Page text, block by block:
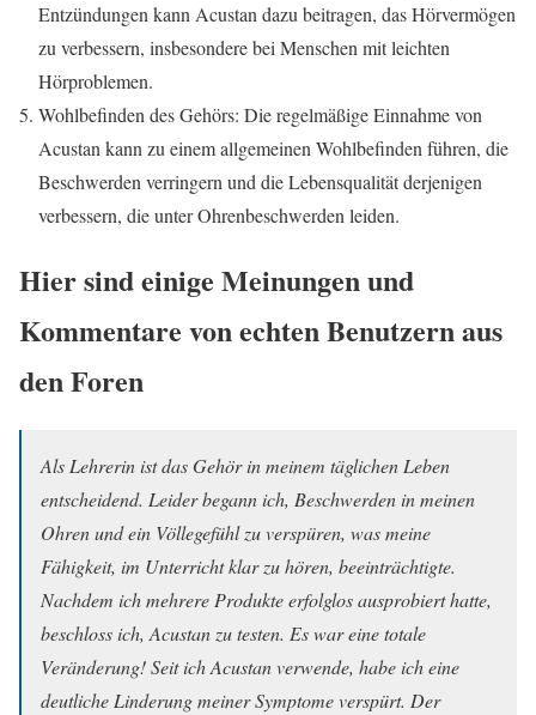
Entzündungen kann Acustan dazu beitragen, das Hörvermögen
zu verbessern, insbesondere bei Menschen mit leichten
Hörproblemen.
Wohlbefinden des Gehörs: Die regelmäßige Einnahme von
Acustan kann zu einem allgemeinen Wohlbefinden führen, die
Beschwerden verringern und die Lebensqualität derjenigen
verbessern, die unter Ohrenbeschwerden leiden.
Hier sind einige Meinungen und
Kommentare von echten Benutzern aus
den Foren
Als Lehrerin ist das Gehör in meinem täglichen Leben
entscheidend. Leider begann ich, Beschwerden in meinen
Ohren und ein Völlegefühl zu verspüren, was meine
Fähigkeit, im Unterricht klar zu hören, beeinträchtigte.
Nachdem ich mehrere Produkte erfolglos ausprobiert hatte,
beschloss ich, Acustan zu testen. Es war eine totale
Veränderung! Seit ich Acustan verwende, habe ich eine
deutliche Linderung meiner Symptome verspürt. Der